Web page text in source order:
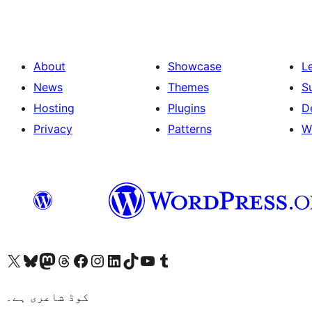
About
News
Hosting
Privacy
Showcase
Themes
Plugins
Patterns
Visit our X (formerly Twitter) account
ہمارے بلیواسکائی اکاؤنٹ پر جائیں
Visit our Mastodon account
ہمارے ٹھریڈز اکاؤنٹ پر جائیں
Visit our Facebook page
Visit our Instagram account
Visit our LinkedIn account
ہمارے ٹک ٹاک اکاؤنٹ پر جائیں
Visit our YouTube channel
ہمارے ٹمبلر اکاؤنٹ پر جائیں
کوڈ شاعری ہے۔